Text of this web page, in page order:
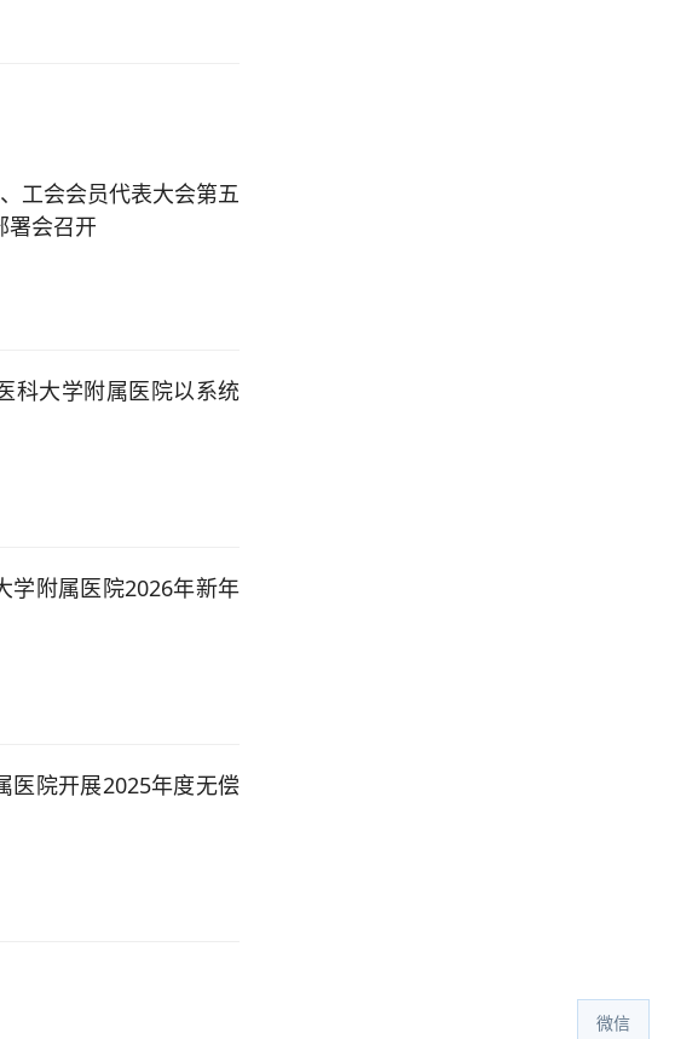
工会会员代表大会第五
署会召开
大学附属医院以系统
附属医院2026年新年
医院开展2025年度无偿
微信